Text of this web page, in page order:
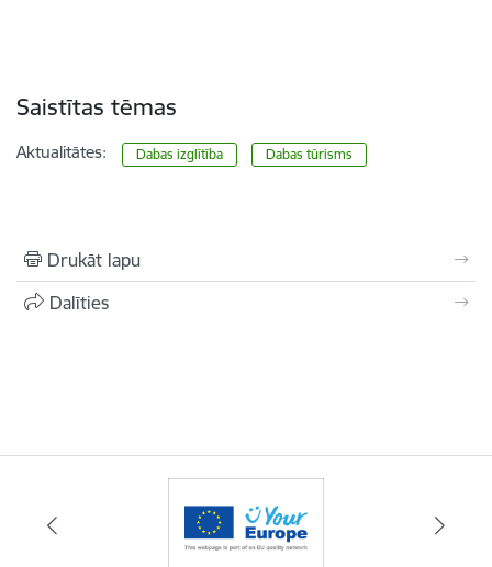
Saistītas tēmas
Aktualitātes: Dabas izglītība Dabas tūrisms
Drukāt lapu
Dalīties